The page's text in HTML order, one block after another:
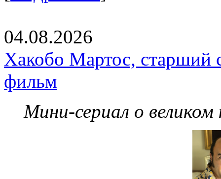
04.08.2026
Хакобо Мартос, старший
фильм
Мини-сериал о великом